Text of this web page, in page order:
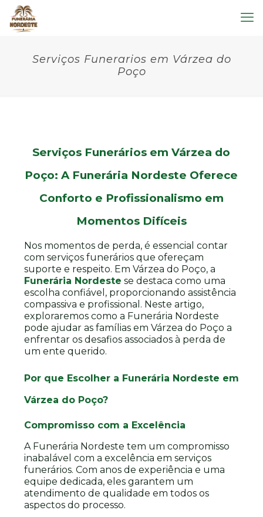
Serviços Funerarios em Várzea do
Poço
Serviços Funerários em Várzea do
Poço: A Funerária Nordeste Oferece
Conforto e Profissionalismo em
Momentos Difíceis
Nos momentos de perda, é essencial contar
com serviços funerários que ofereçam
suporte e respeito. Em Várzea do Poço, a
Funerária Nordeste se destaca como uma
escolha confiável, proporcionando assistência
compassiva e profissional. Neste artigo,
exploraremos como a Funerária Nordeste
pode ajudar as famílias em Várzea do Poço a
enfrentar os desafios associados à perda de
um ente querido.
Por que Escolher a Funerária Nordeste em
Várzea do Poço?
Compromisso com a Excelência
A Funerária Nordeste tem um compromisso
inabalável com a excelência em serviços
funerários. Com anos de experiência e uma
equipe dedicada, eles garantem um
atendimento de qualidade em todos os
aspectos do processo.